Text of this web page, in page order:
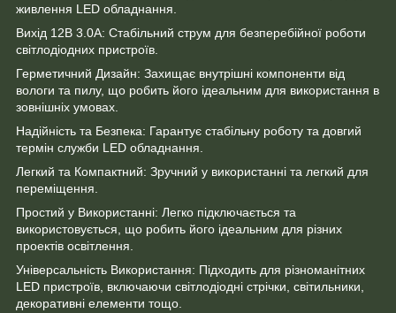
живлення LED обладнання.
Вихід 12В 3.0А: Стабільний струм для безперебійної роботи
світлодіодних пристроїв.
Герметичний Дизайн: Захищає внутрішні компоненти від
вологи та пилу, що робить його ідеальним для використання в
зовнішніх умовах.
Надійність та Безпека: Гарантує стабільну роботу та довгий
термін служби LED обладнання.
Легкий та Компактний: Зручний у використанні та легкий для
переміщення.
Простий у Використанні: Легко підключається та
використовується, що робить його ідеальним для різних
проектів освітлення.
Універсальність Використання: Підходить для різноманітних
LED пристроїв, включаючи світлодіодні стрічки, світильники,
декоративні елементи тощо.